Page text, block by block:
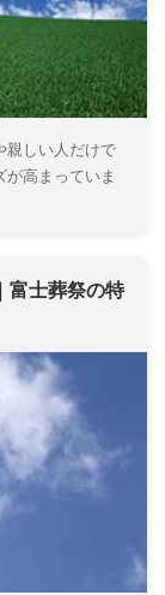
親しい人だけで
高まっていま
富士葬祭の特